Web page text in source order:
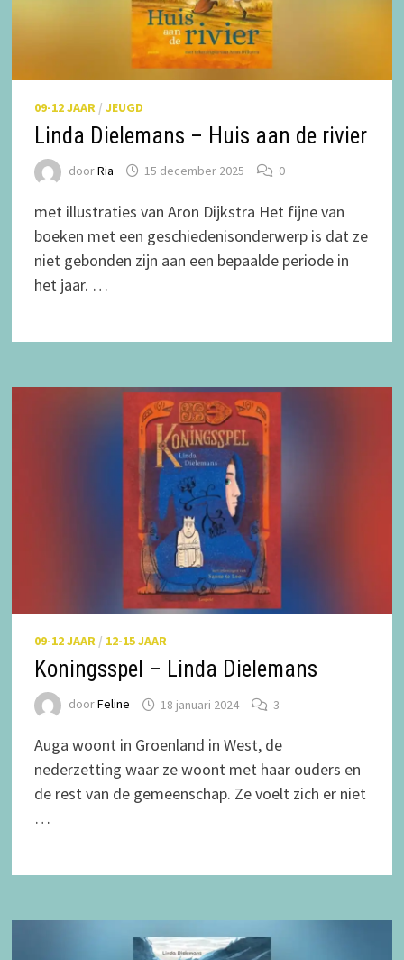
09-12 JAAR/ JEUGD
Linda Dielemans – Huis aan de rivier
doorRia 15 december 2025 0
met illustraties van Aron Dijkstra Het fijne van
boeken met een geschiedenisonderwerp is dat ze
niet gebonden zijn aan een bepaalde periode in
het jaar. …
09-12 JAAR/ 12-15 JAAR
Koningsspel – Linda Dielemans
doorFeline 18 januari 2024 3
Auga woont in Groenland in West, de
nederzetting waar ze woont met haar ouders en
de rest van de gemeenschap. Ze voelt zich er niet
…